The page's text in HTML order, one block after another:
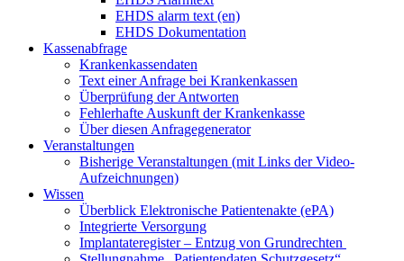
EHDS alarm text (en)
EHDS Dokumentation
Kassenabfrage
Krankenkassendaten
Text einer Anfrage bei Krankenkassen
Überprüfung der Antworten
Fehlerhafte Auskunft der Krankenkasse
Über diesen Anfragegenerator
Veranstaltungen
Bisherige Veranstaltungen (mit Links der Video-
Aufzeichnungen)
Wissen
Überblick Elektronische Patientenakte (ePA)
Integrierte Versorgung
Implantateregister – Entzug von Grundrechten